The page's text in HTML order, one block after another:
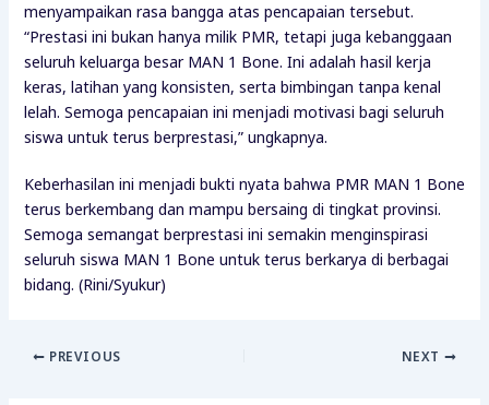
menyampaikan rasa bangga atas pencapaian tersebut.
“Prestasi ini bukan hanya milik PMR, tetapi juga kebanggaan
seluruh keluarga besar MAN 1 Bone. Ini adalah hasil kerja
keras, latihan yang konsisten, serta bimbingan tanpa kenal
lelah. Semoga pencapaian ini menjadi motivasi bagi seluruh
siswa untuk terus berprestasi,” ungkapnya.
Keberhasilan ini menjadi bukti nyata bahwa PMR MAN 1 Bone
terus berkembang dan mampu bersaing di tingkat provinsi.
Semoga semangat berprestasi ini semakin menginspirasi
seluruh siswa MAN 1 Bone untuk terus berkarya di berbagai
bidang. (Rini/Syukur)
PREVIOUS NEXT